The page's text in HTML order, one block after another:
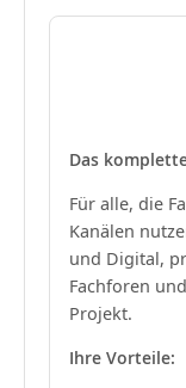
Das
Für alle, die
Kanälen
und Digital,
Fachforen
Projekt.
Ihre Vorteile: